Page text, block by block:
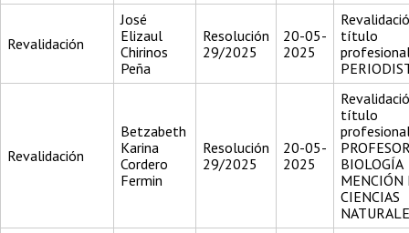
Revalidación
José
Elizaul
Chirinos
Peña
Resolución
29/2025
20-05-
2025
título
Revalidación
Betzabeth
Karina
Cordero
Fermin
Resolución
29/2025
20-05-
2025
título
BIOLOGÍA
MENCIÓN
CIENCIAS